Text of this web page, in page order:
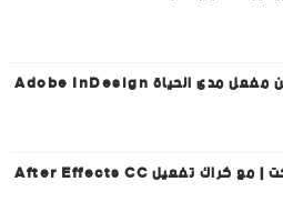
تحميل إن ديزاين مفعل مدى الحياة Adobe InDesign
تحميل افتر إفكت | مع كراك تفعيل After Effects CC